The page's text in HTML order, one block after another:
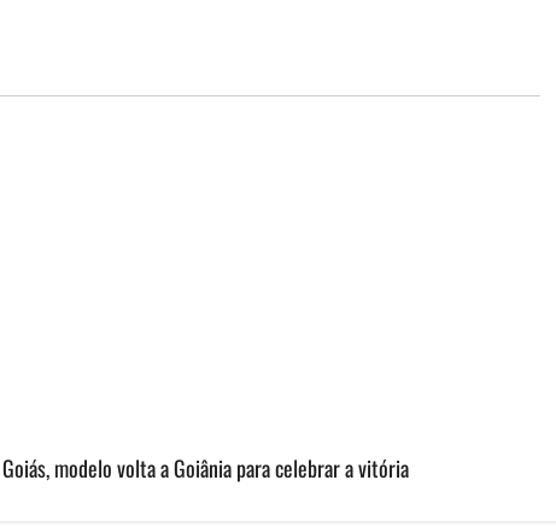
modelo volta a Goiânia para celebrar a vitória